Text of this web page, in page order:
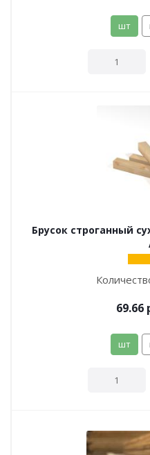
шт
Брусок строганный
69.66
шт